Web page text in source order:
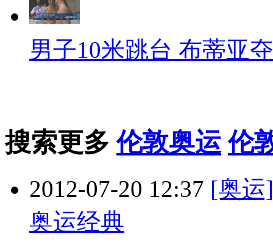
男子10米跳台 布蒂亚
搜索更多伦敦奥运 伦
2012-07-20 12:37 [奥运
奥运经典